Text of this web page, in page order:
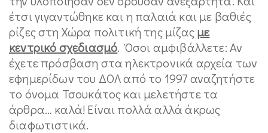
έτσι γιγαντώθηκε και η παλαιά και με βαθιές
ρίζες στη Χώρα πολιτική της μίζαςμε
κεντρικό σχεδιασμό. Όσοι αμφιβάλλετε: Αν
έχετε πρόσβαση στα ηλεκτρονικά αρχεία των
εφημερίδων του ΔΟΛ από το 1997 αναζητήστε
το όνομα Τσουκάτος και μελετήστε τα
άρθρα… καλά! Είναι πολλά αλλά άκρως
διαφωτιστικά.